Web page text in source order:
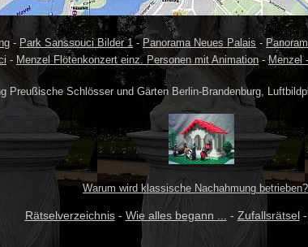
- Park Sanssouci Bilder 1 - Panorama Neues Palais -
- Menzel Flötenkonzert einz. Personen mit Animation-Menzel
Preußische Schlösser und Gärten Berlin-Brandenburg,
Warum wird klassische Nachahmung
Rätselverzeichnis- Wie alles begann ... - Zufallsrätsel-